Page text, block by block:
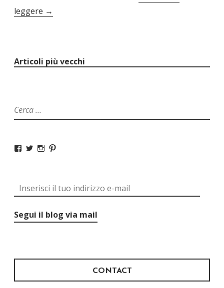
leggere →
Articoli più vecchi
Segui il blog via mail
CONTACT